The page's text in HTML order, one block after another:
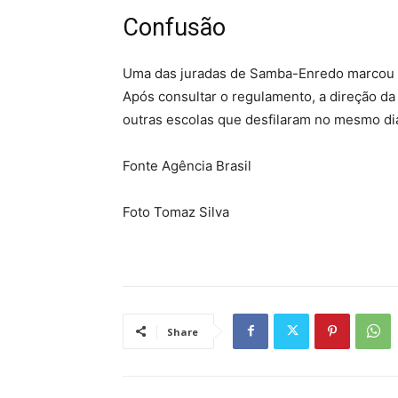
Confusão
Uma das juradas de Samba-Enredo
Após consultar o regulamento, a direção
outras escolas que desfilaram no mesmo
Fonte Agência Brasil
Foto Tomaz Silva
Share